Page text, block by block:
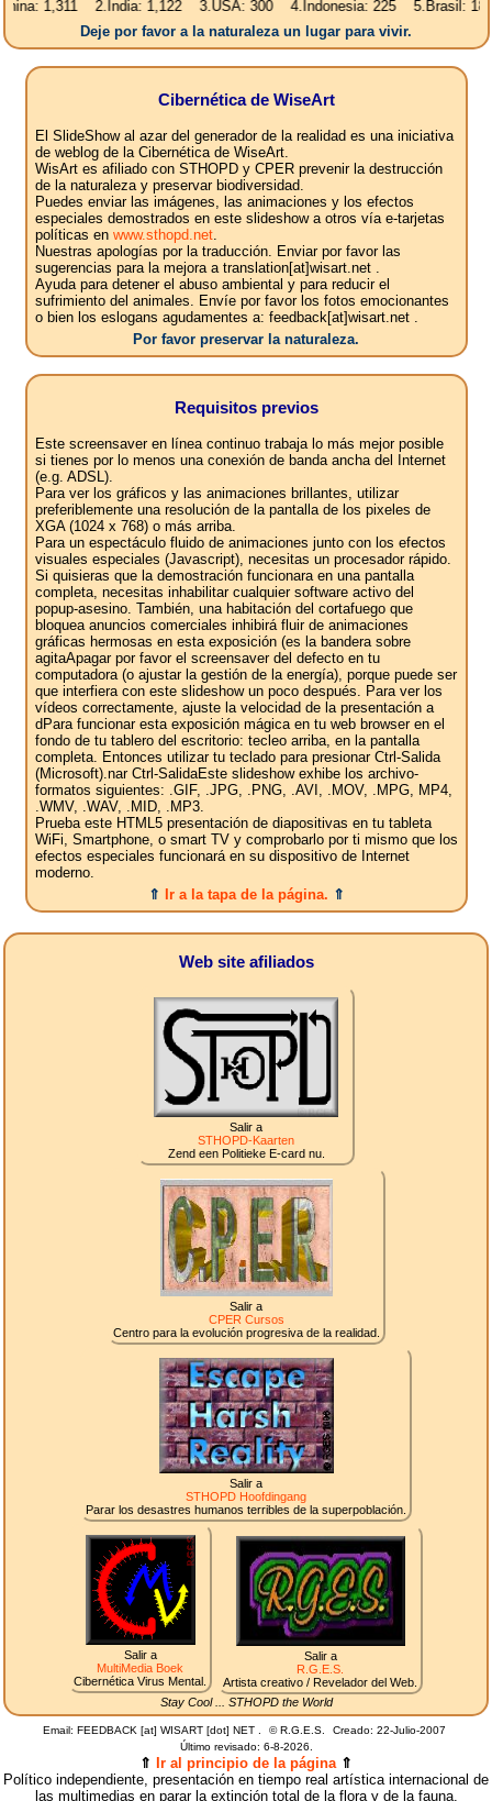
2.India: 1,122 3.USA: 300 4.Indonesia: 225 5.Brasil: 187
Deje por favor a la naturaleza un lugar para vivir.
Cibernética de WiseArt
El SlideShow al azar del generador de la realidad es una iniciativa
de weblog de la Cibernética de WiseArt.
WisArt es afiliado con STHOPD y CPER prevenir la destrucción
de la naturaleza y preservar biodiversidad.
Puedes enviar las imágenes, las animaciones y los efectos
especiales demostrados en este slideshow a otros vía e-tarjetas
políticas en www.sthopd.net.
Nuestras apologías por la traducción. Enviar por favor las
sugerencias para la mejora a translation[at]wisart.net .
Ayuda para detener el abuso ambiental y para reducir el
sufrimiento del animales. Envíe por favor los fotos emocionantes
o bien los eslogans agudamentes a: feedback[at]wisart.net .
Por favor preservar la naturaleza.
Requisitos previos
Este screensaver en línea continuo trabaja lo más mejor posible
si tienes por lo menos una conexión de banda ancha del Internet
(e.g. ADSL).
Para ver los gráficos y las animaciones brillantes, utilizar
preferiblemente una resolución de la pantalla de los pixeles de
XGA (1024 x 768) o más arriba.
Para un espectáculo fluido de animaciones junto con los efectos
visuales especiales (Javascript), necesitas un procesador rápido.
Si quisieras que la demostración funcionara en una pantalla
completa, necesitas inhabilitar cualquier software activo del
popup-asesino. También, una habitación del cortafuego que
bloquea anuncios comerciales inhibirá fluir de animaciones
gráficas hermosas en esta exposición (es la bandera sobre
agitaApagar por favor el screensaver del defecto en tu
computadora (o ajustar la gestión de la energía), porque puede ser
que interfiera con este slideshow un poco después. Para ver los
vídeos correctamente, ajuste la velocidad de la presentación a
dPara funcionar esta exposición mágica en tu web browser en el
fondo de tu tablero del escritorio: tecleo arriba, en la pantalla
completa. Entonces utilizar tu teclado para presionar Ctrl-Salida
(Microsoft).nar Ctrl-SalidaEste slideshow exhibe los archivo-
formatos siguientes: .GIF, .JPG, .PNG, .AVI, .MOV, .MPG, MP4,
.WMV, .WAV, .MID, .MP3.
Prueba este HTML5 presentación de diapositivas en tu tableta
WiFi, Smartphone, o smart TV y comprobarlo por ti mismo que los
efectos especiales funcionará en su dispositivo de Internet
moderno.
⇑
Ir a la tapa de la página. ⇑
Web site afiliados
Salir a
STHOPD-Kaarten
Zend een Politieke E-card nu.
Salir a
CPER Cursos
Centro para la evolución progresiva de la realidad.
Salir a
STHOPD Hoofdingang
Parar los desastres humanos terribles de la superpoblación.
Salir a
MultiMedia Boek
Cibernética Virus Mental.
Salir a
R.G.E.S.
Artista creativo / Revelador del Web.
Stay Cool ... STHOPD the World
Email: FEEDBACK [at] WISART [dot] NET . ©R.G.E.S.
Creado: 22-Julio-2007
Último revisado: 6-8-2026.
⇑ Ir al principio de la página⇑
Político independiente, presentación en tiempo real artística internacional de
las multimedias en parar la extinción total de la flora y de la fauna.